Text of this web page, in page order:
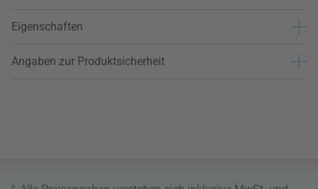
Eigenschaften
Angaben zur Produktsicherheit